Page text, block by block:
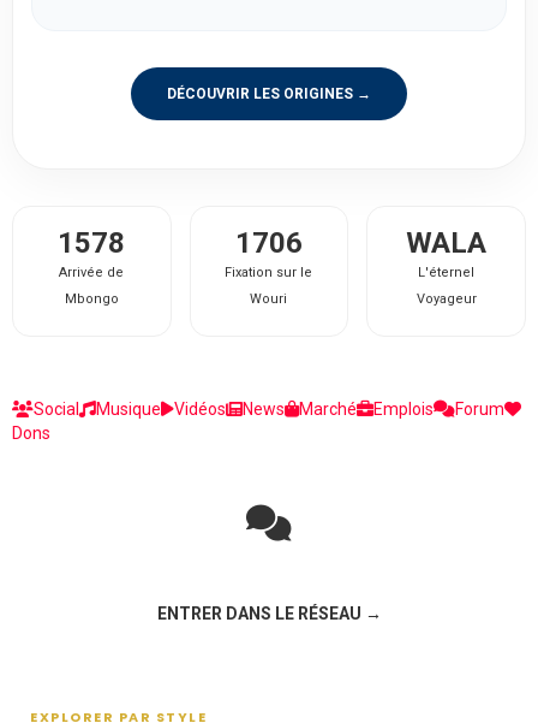
DÉCOUVRIR LES ORIGINES →
1578
Arrivée de
Mbongo
1706
Fixation sur le
Wouri
WALA
L'éternel
Voyageur
Social Musique Vidéos News Marché Emplois
Forum
Dons
ENTRER DANS LE RÉSEAU →
EXPLORER PAR STYLE